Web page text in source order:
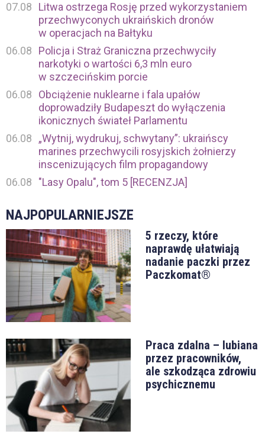
07.08
Litwa ostrzega Rosję przed wykorzystaniem
przechwyconych ukraińskich dronów
w operacjach na Bałtyku
06.08
Policja i Straż Graniczna przechwyciły
narkotyki o wartości 6,3 mln euro
w szczecińskim porcie
06.08
Obciążenie nuklearne i fala upałów
doprowadziły Budapeszt do wyłączenia
ikonicznych świateł Parlamentu
06.08
„Wytnij, wydrukuj, schwytany”: ukraińscy
marines przechwycili rosyjskich żołnierzy
inscenizujących film propagandowy
06.08
"Lasy Opalu", tom 5 [RECENZJA]
NAJPOPULARNIEJSZE
5 rzeczy, które
naprawdę ułatwiają
nadanie paczki przez
Paczkomat®
Praca zdalna – lubiana
przez pracowników,
ale szkodząca zdrowiu
psychicznemu